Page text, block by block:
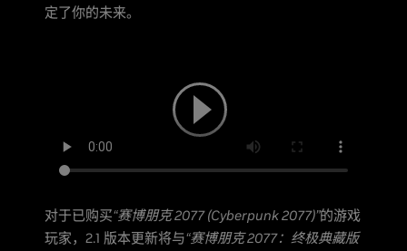
定了你的未来。
对于已购买“赛博朋克 2077 (Cyberpunk 2077)”的游戏
玩家，2.1 版本更新将与“赛博朋克 2077：终极典藏版